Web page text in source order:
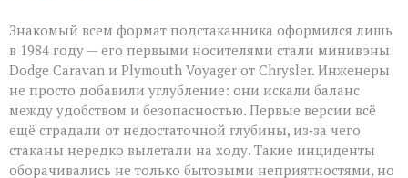
Знакомый всем формат подстаканника оформился лишь
в 1984 году — его первыми носителями стали минивэны
Dodge Caravan и Plymouth Voyager от Chrysler. Инженеры
не просто добавили углубление: они искали баланс
между удобством и безопасностью. Первые версии всё
ещё страдали от недостаточной глубины, из‑за чего
стаканы нередко вылетали на ходу. Такие инциденты
оборачивались не только бытовыми неприятностями, но